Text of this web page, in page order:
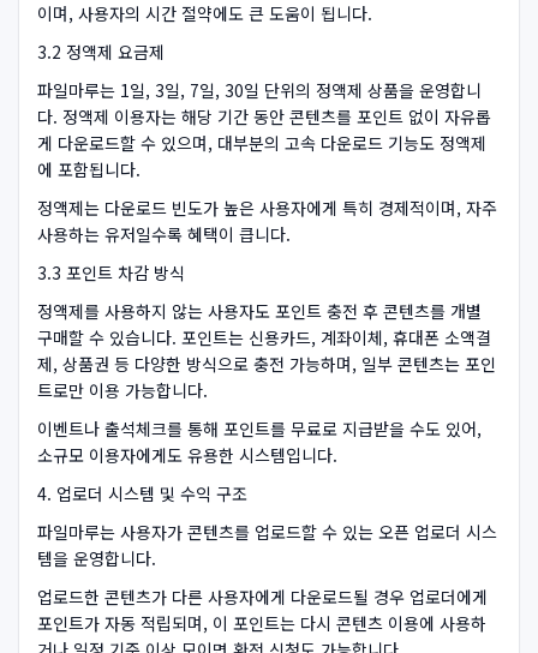
이며, 사용자의 시간 절약에도 큰 도움이 됩니다.
3.2 정액제 요금제
파일마루는 1일, 3일, 7일, 30일 단위의 정액제 상품을 운영합니
다. 정액제 이용자는 해당 기간 동안 콘텐츠를 포인트 없이 자유롭
게 다운로드할 수 있으며, 대부분의 고속 다운로드 기능도 정액제
에 포함됩니다.
정액제는 다운로드 빈도가 높은 사용자에게 특히 경제적이며, 자주
사용하는 유저일수록 혜택이 큽니다.
3.3 포인트 차감 방식
정액제를 사용하지 않는 사용자도 포인트 충전 후 콘텐츠를 개별
구매할 수 있습니다. 포인트는 신용카드, 계좌이체, 휴대폰 소액결
제, 상품권 등 다양한 방식으로 충전 가능하며, 일부 콘텐츠는 포인
트로만 이용 가능합니다.
이벤트나 출석체크를 통해 포인트를 무료로 지급받을 수도 있어,
소규모 이용자에게도 유용한 시스템입니다.
4. 업로더 시스템 및 수익 구조
파일마루는 사용자가 콘텐츠를 업로드할 수 있는 오픈 업로더 시스
템을 운영합니다.
업로드한 콘텐츠가 다른 사용자에게 다운로드될 경우 업로더에게
포인트가 자동 적립되며, 이 포인트는 다시 콘텐츠 이용에 사용하